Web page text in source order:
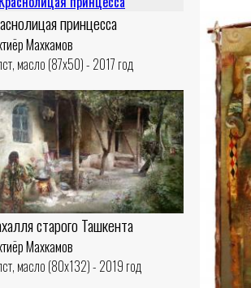
принцесса
Махкамов
масло (87x50) - 2017 год
старого Ташкента
Махкамов
масло (80x132) - 2019 год